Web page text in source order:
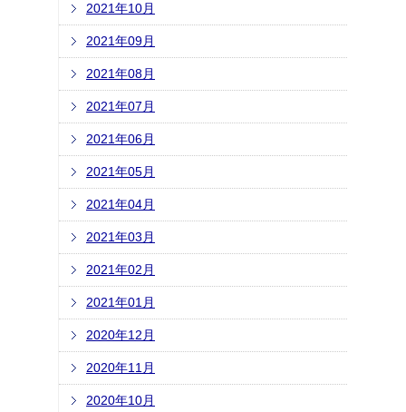
2021年10月
2021年09月
2021年08月
2021年07月
2021年06月
2021年05月
2021年04月
2021年03月
2021年02月
2021年01月
2020年12月
2020年11月
2020年10月